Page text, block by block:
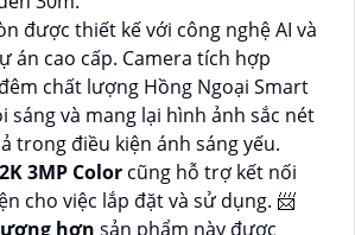
được thiết kế với công nghệ AI và
án cao cấp. Camera tích hợp
chất lượng Hồng Ngoại Smart
sáng và mang lại hình ảnh sắc nét
trong điều kiện ánh sáng yếu.
3MP Color cũng hỗ trợ kết nối
cho việc lắp đặt và sử dụng. 📨
hơn sản phẩm này được